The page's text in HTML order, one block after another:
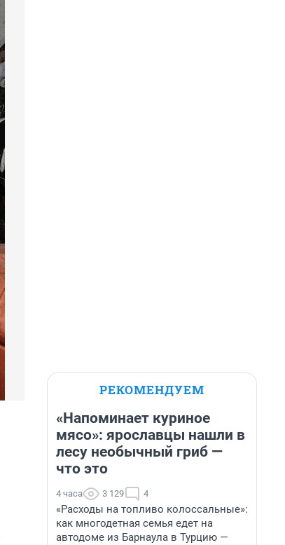
РЕКОМЕНДУЕМ
«Напоминает куриное
мясо»: ярославцы нашли в
лесу необычный гриб —
что это
4 часа 3 129 4
«Расходы на топливо колоссальные»:
как многодетная семья едет на
автодоме из Барнаула в Турцию —